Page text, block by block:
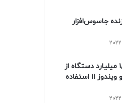
جاسوس‌افزار
بیش از ۱٫۴ میلیارد دستگاه از
ویندوز ۱۰ و ویندوز ۱۱ استفاده